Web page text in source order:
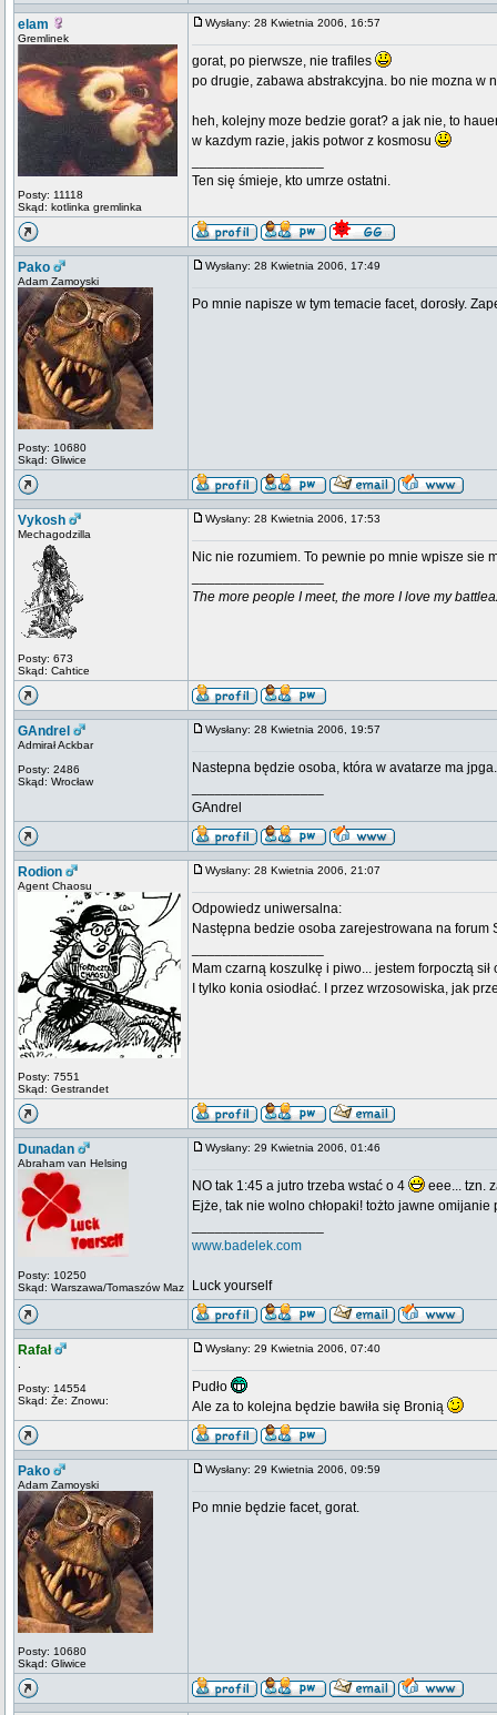
elam
Gremlinek
Posty: 11118
Skąd: kotlinka gremlinka
Wysłany: 28 Kwietnia 2006, 16:57
gorat, po pierwsze, nie trafiles
po drugie, zabawa abstrakcyjna. bo nie mozna w
heh, kolejny moze bedzie gorat? a jak nie, to
w kazdym razie, jakis potwor z kosmosu
Ten się śmieje, kto umrze ostatni.
Pako
Adam Zamoyski
Posty: 10680
Skąd: Gliwice
Wysłany: 28 Kwietnia 2006, 17:49
Po mnie napisze w tym temacie facet, dorosły.
Vykosh
Mechagodzilla
Posty: 673
Skąd: Cahtice
Wysłany: 28 Kwietnia 2006, 17:53
Nic nie rozumiem. To pewnie po mnie wpisze sie
The more people I meet, the more I love my
GAndrel
Admirał Ackbar
Posty: 2486
Skąd: Wrocław
Wysłany: 28 Kwietnia 2006, 19:57
Nastepna będzie osoba, która w avatarze ma jpga.
GAndrel
Rodion
Agent Chaosu
Posty: 7551
Skąd: Gestrandet
Wysłany: 28 Kwietnia 2006, 21:07
Odpowiedz uniwersalna:
Następna bedzie osoba zarejestrowana na forum
Mam czarną koszulkę i piwo... jestem forpocztą sił
I tylko konia osiodłać. I przez wrzosowiska, jak
Dunadan
Abraham van Helsing
Posty: 10250
Skąd: Warszawa/Tomaszów Maz
Wysłany: 29 Kwietnia 2006, 01:46
NO tak 1:45 a jutro trzeba wstać o 4
eee... tzn.
Ejże, tak nie wolno chłopaki! tożto jawne
www.badelek.com
Luck yourself
Rafał
Posty: 14554
Skąd: Że: Znowu:
Wysłany: 29 Kwietnia 2006, 07:40
Pudło
Ale za to kolejna będzie bawiła się Bronią
Pako
Adam Zamoyski
Posty: 10680
Skąd: Gliwice
Wysłany: 29 Kwietnia 2006, 09:59
Po mnie będzie facet, gorat.